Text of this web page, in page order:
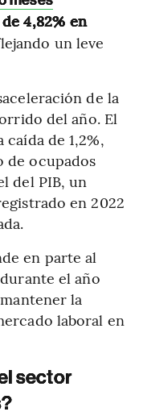
4,82% en
un leve
de la
del año. El
de 1,2%,
de ocupados
del PIB, un
en 2022
en parte al
el año
la
laboral en
sector